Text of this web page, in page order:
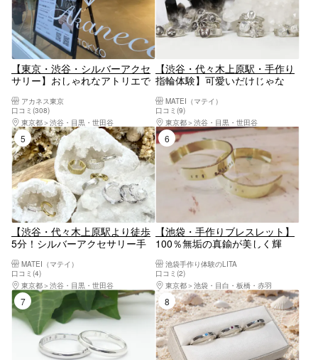
【東京・渋谷・シルバーアクセ
サリー】おしゃれなアトリエで
ング制作体験 デザイン豊富で
ペアリングにもおすすめ♪＜原
宿・表参道エリア＞
アカネス東京
口コミ(308)
東京都
渋谷・目黒・世田谷
【渋谷・代々木上原駅・手作り
指輪体験】可愛いだけじゃな
ズリング体験。代々木上原駅よ
り徒歩5分
MATEI（マテイ）
口コミ(9)
東京都
渋谷・目黒・世田谷
5位
【渋谷・代々木上原駅より徒歩
5分！シルバーアクセサリー手
を。～イヤーカフ体験～
MATEI（マテイ）
口コミ(4)
東京都
渋谷・目黒・世田谷
6位
【池袋・手作りブレスレット】
100％無垢の真鍮が美しく輝
池袋手作り体験のLITA
口コミ(2)
東京都
池袋・目白・板橋・赤羽
7位 8位